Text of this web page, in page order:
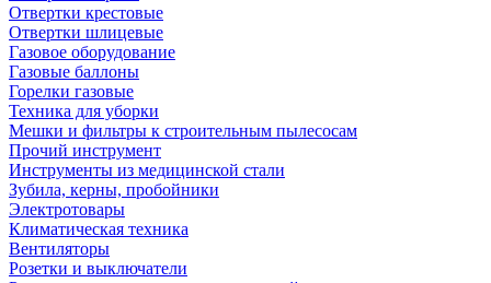
Отвертки крестовые
Отвертки шлицевые
Газовое оборудование
Газовые баллоны
Горелки газовые
Техника для уборки
Мешки и фильтры к строительным пылесосам
Прочий инструмент
Инструменты из медицинской стали
Зубила, керны, пробойники
Электротовары
Климатическая техника
Вентиляторы
Розетки и выключатели